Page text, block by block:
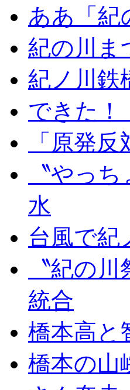
ああ「紀
紀の川ま
紀ノ川鉄
できた
「原発
〝やっ
水
台風で紀
〝紀の
統合
橋本高と
橋本の山